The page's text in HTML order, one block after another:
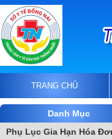
TRANG CHỦ
Danh Mục
Phụ Lục Gia Hạn Hóa